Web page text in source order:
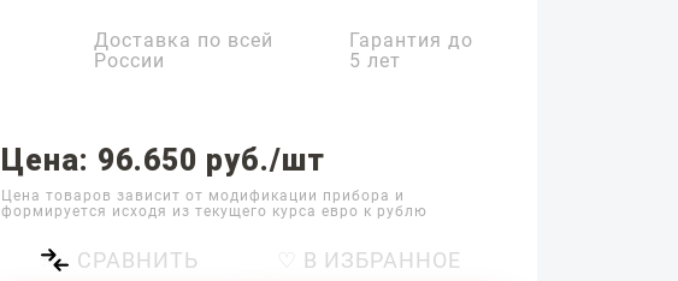
Доставка по всей
России
Гарантия до
5 лет
Цена: 96.650 руб./шт
Цена товаров зависит от модификации прибора и
формируется исходя из текущего курса евро к рублю
СРАВНИТЬ ♡ В ИЗБРАННОЕ